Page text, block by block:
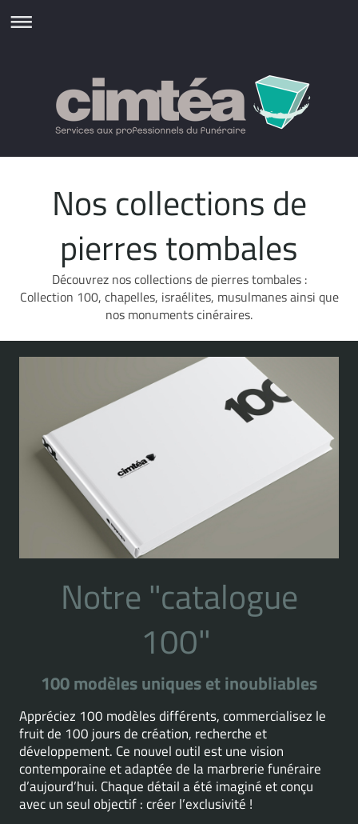
Nos collections de
pierres tombales
Découvrez nos collections de pierres tombales :
Collection 100, chapelles, israélites, musulmanes ainsi que
nos monuments cinéraires.
Notre "catalogue
100"
100 modèles uniques et inoubliables
Appréciez 100 modèles différents, commercialisez le
fruit de 100 jours de création, recherche et
développement. Ce nouvel outil est une vision
contemporaine et adaptée de la marbrerie funéraire
d’aujourd’hui. Chaque détail a été imaginé et conçu
avec un seul objectif : créer l’exclusivité !